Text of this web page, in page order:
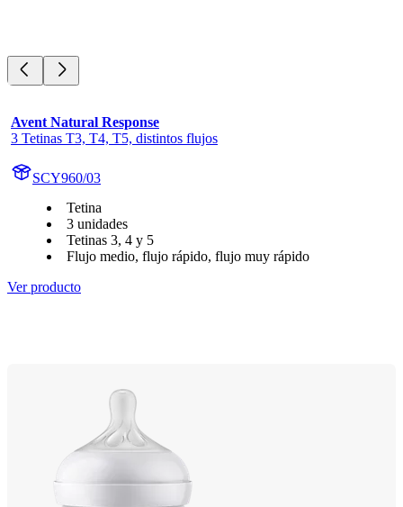
Avent Natural Response
3 Tetinas T3, T4, T5, distintos flujos
SCY960/03
Tetina
3 unidades
Tetinas 3, 4 y 5
Flujo medio, flujo rápido, flujo muy rápido
Ver producto